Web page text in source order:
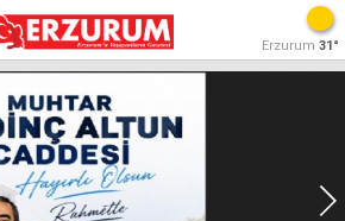
Erzurum 31°